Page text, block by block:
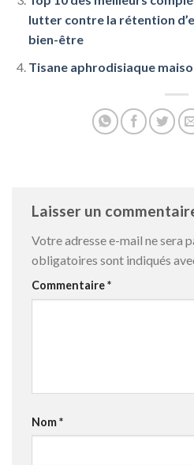
lutter contre la rétention
bien-être
Tisane aphrodisiaque
Laisser un
Votre adresse e-mail ne sera
obligatoires sont indiqués
Commentaire*
Nom*